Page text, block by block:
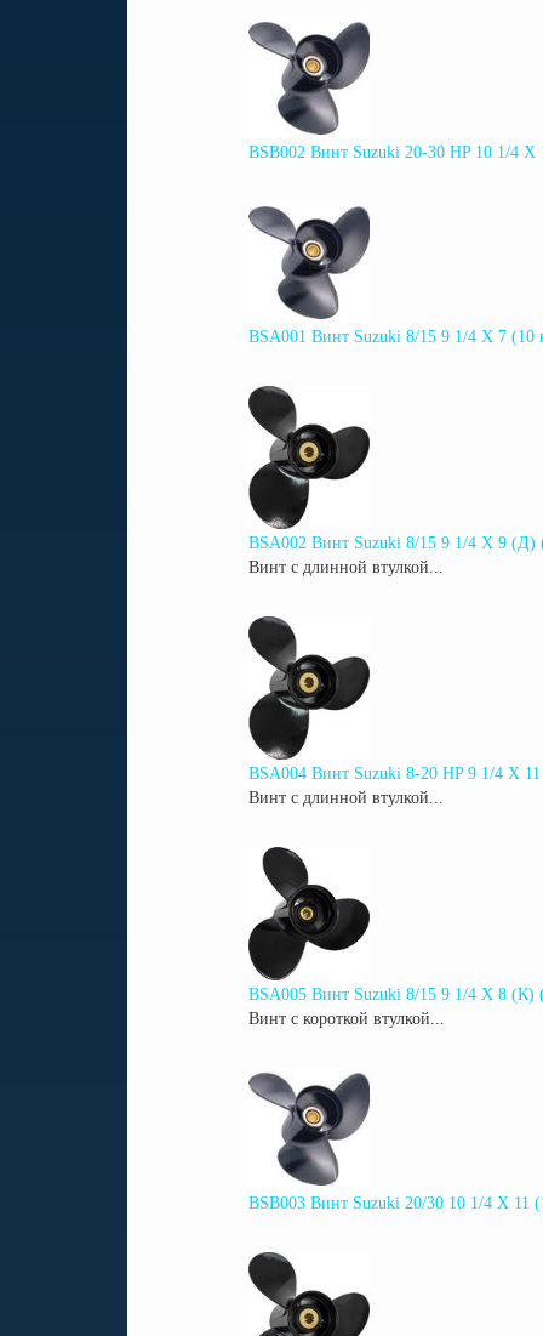
BSB002 Винт Suzuki 20-30 HP 10 1/4
BSA001 Винт Suzuki 8/15 9 1/4 X 7 (10
BSA002 Винт Suzuki 8/15 9 1/4 X 9
Винт с длинной втулкой...
BSA004 Винт Suzuki 8-20 HP 9 1/4 X
Винт с длинной втулкой...
BSA005 Винт Suzuki 8/15 9 1/4 X 8 (К)
Винт с короткой втулкой...
BSB003 Винт Suzuki 20/30 10 1/4 X 11